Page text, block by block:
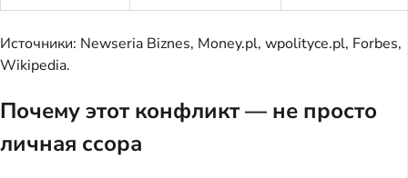
Источники: Newseria Biznes, Money.pl, wpolityce.pl, Forbes,
Wikipedia.
Почему этот конфликт — не просто
личная ссора